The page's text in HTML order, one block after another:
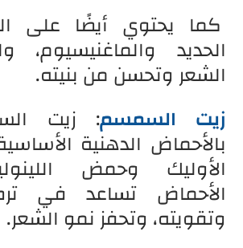
كما يحتوي أيضًا على
الحديد والماغنيسيوم،
الشعر وتحسن من بنيته.
زيت السمسم: زيت
بالأحماض الدهنية
الأوليك وحمض
الأحماض تساعد في
وتقويته، وتحفز نمو الشعر.